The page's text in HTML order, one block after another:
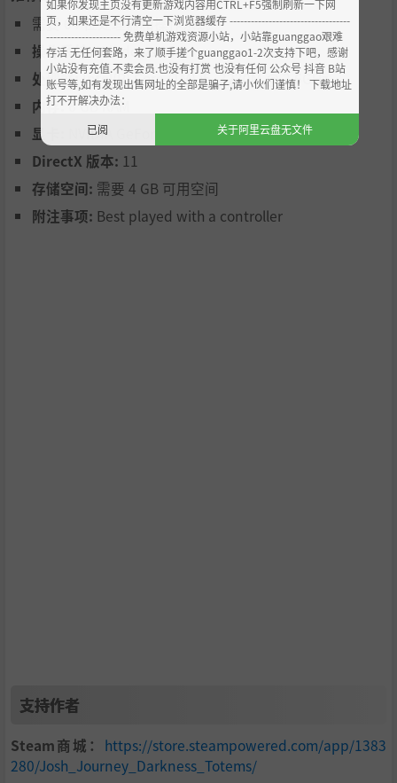
剑客乔什使用的是风元素。他非常敏捷，喜欢快速、果断的
进攻，并且能够快速驾驭周围的环境。他特别擅长空战。
女巫梅琳娜使用水元素。她与奥术师原型略有不同，拥有令
人印象深刻的远程投射物并削弱了敌人的能力。她增加了强
大的人群控制能力和可选的支持能力。
游牧者法库尔使用土元素。他是一位坚强的英雄，是神秘部
落社区的一部分。然而，他的攻击往往更慢、更难击中，并
产生更大的冲击力作为对位。
ZOZ，多任务机器人，使用火元素。他展示了广泛的技能，
例如爆炸性的远距离射弹和炸弹，这些技能在暴力手段和巧
tity that controls the Dark Side of Dreams, are sending his
e four main provinces:Wind, Water, Desert and Industri
al.The main objective of our heroes are to fight against th
需要 64 位处理器和操作系统
操作系统:Windows 10
处理器:Intel(R) Core (TM) i5 -3230M @ 2.6GHz
内存:6 GB RAM
显卡:
NVIDIA GeForce GTX 1050
DirectX 版本: 11
存储空间: 需要 4 GB 可用空间
附注事项: Best played with a controller
支持作者
Steam商城： https://store.steampowered.com/app/1383
280/Josh_Journey_Darkness_Totems/
如果你发现主页没有更新游戏内容用CTRL+F5强制刷新一下网
页，如果还是不行清空一下浏览器缓存 ----------------------------------
--------------------- 免费单机游戏资源小站，小站靠guanggao艰难
存活 无任何套路，来了顺手搓个guanggao1-2次支持下吧，感谢
小站没有充值.不卖会员.也没有打赏 也没有任何 公众号 抖音 B站
账号等,如有发现出售网址的全部是骗子,请小伙们谨慎！ 下载地址
打不开解决办法：
已阅
关于阿里云盘无文件